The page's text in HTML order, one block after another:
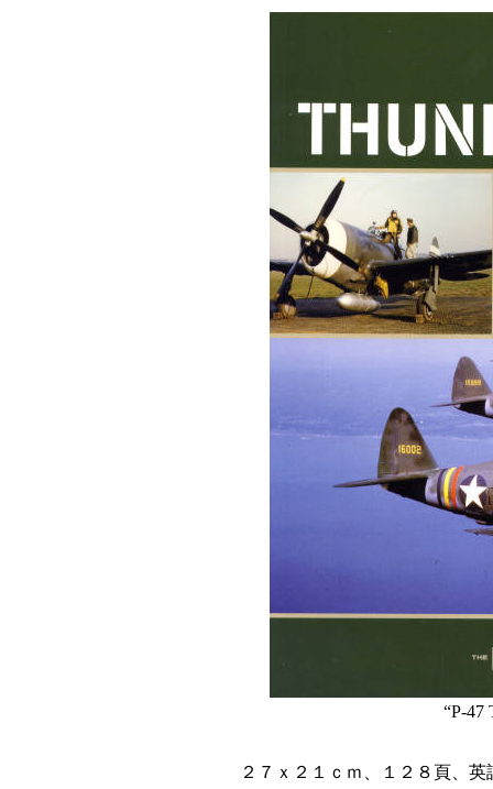
“P-47
２７ｘ２１ｃｍ、１２８頁、